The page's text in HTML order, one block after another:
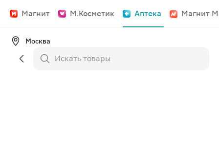
Магнит М.Косметик Аптека Магнит
Москва